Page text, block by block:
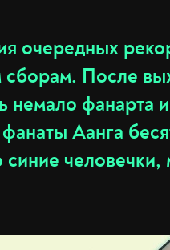
очередных
сборам. После
немало фанарта
Аанга
синие